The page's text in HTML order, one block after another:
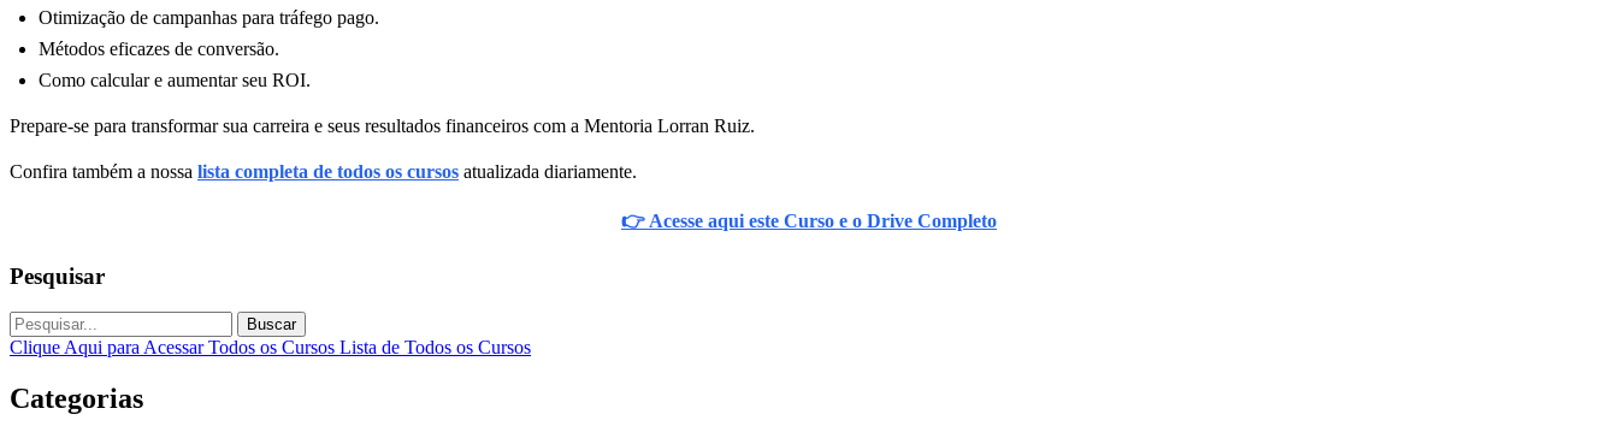
Otimização de campanhas para tráfego pago.
Métodos eficazes de conversão.
Como calcular e aumentar seu ROI.
Prepare-se para transformar sua carreira e seus resultados financeiros com a Mentoria Lorran Ruiz.
Confira também a nossa lista completa de todos os cursos atualizada diariamente.
👉 Acesse aqui este Curso e o Drive Completo
Pesquisar
Buscar
Clique Aqui para Acessar Todos os Cursos Lista de Todos os Cursos
Categorias